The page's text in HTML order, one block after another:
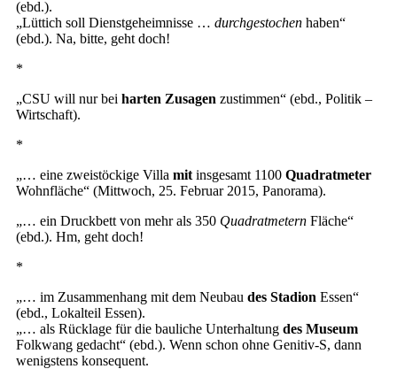
(ebd.).
„Lüttich soll Dienstgeheimnisse … durchgestochen haben“
(ebd.). Na, bitte, geht doch!
*
„CSU will nur bei harten Zusagen zustimmen“ (ebd., Politik –
Wirtschaft).
*
„… eine zweistöckige Villa mit insgesamt 1100 Quadratmeter
Wohnfläche“ (Mittwoch, 25. Februar 2015, Panorama).
„… ein Druckbett von mehr als 350 Quadratmetern Fläche“
(ebd.). Hm, geht doch!
*
„… im Zusammenhang mit dem Neubau des Stadion Essen“
(ebd., Lokalteil Essen).
„… als Rücklage für die bauliche Unterhaltung des Museum
Folkwang gedacht“ (ebd.). Wenn schon ohne Genitiv-S, dann
wenigstens konsequent.